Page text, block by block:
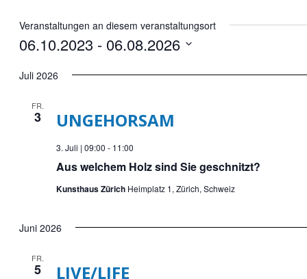
Veranstaltungen an diesem veranstaltungsort
06.10.2023 - 06.08.2026
Datum
Juli 2026
FR.
3
Aus welchem Holz sind Sie geschnitzt?
UNGEHORSAM
3. Juli | 09:00 - 11:00
Kunsthaus Zürich Heimplatz 1, Zürich, Schweiz
Juni 2026
FR.
5 LIVE/LIFE